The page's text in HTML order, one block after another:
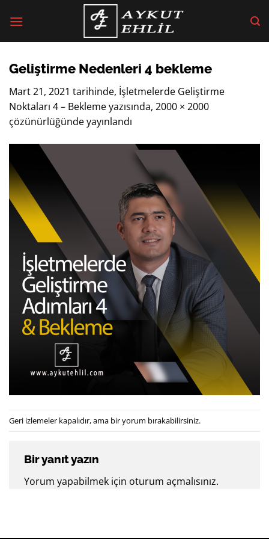
atla
Geliştirme Nedenleri 4 bekleme
Mart 21, 2021 tarihinde, İşletmelerde Geliştirme
Noktaları 4 – Beklemeyazısında, 2000 × 2000
çözünürlüğünde yayınlandı
Geri izlemeler kapalıdır, ama bir yorum bırakabilirsiniz.
Bir yanıt yazın
Yorum yapabilmek için oturum açmalısınız.